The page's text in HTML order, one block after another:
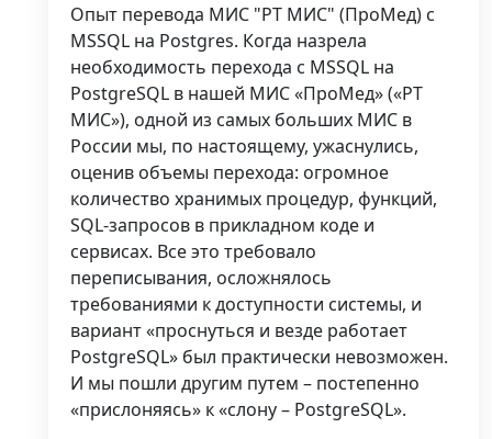
Опыт перевода МИС "РТ МИС" (ПроМед) с
MSSQL на Postgres. Когда назрела
необходимость перехода с MSSQL на
PostgreSQL в нашей МИС «ПроМед» («РТ
МИС»), одной из самых больших МИС в
России мы, по настоящему, ужаснулись,
оценив объемы перехода: огромное
количество хранимых процедур, функций,
SQL-запросов в прикладном коде и
сервисах. Все это требовало
переписывания, осложнялось
требованиями к доступности системы, и
вариант «проснуться и везде работает
PostgreSQL» был практически невозможен.
И мы пошли другим путем – постепенно
«прислоняясь» к «слону – PostgreSQL».